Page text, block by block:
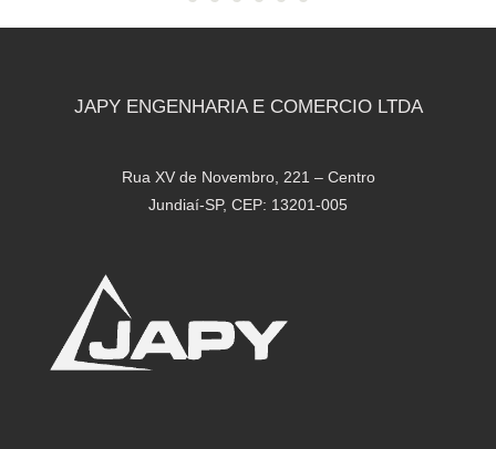
JAPY ENGENHARIA E COMERCIO LTDA
Rua XV de Novembro, 221 – Centro
Jundiaí-SP, CEP: 13201-005